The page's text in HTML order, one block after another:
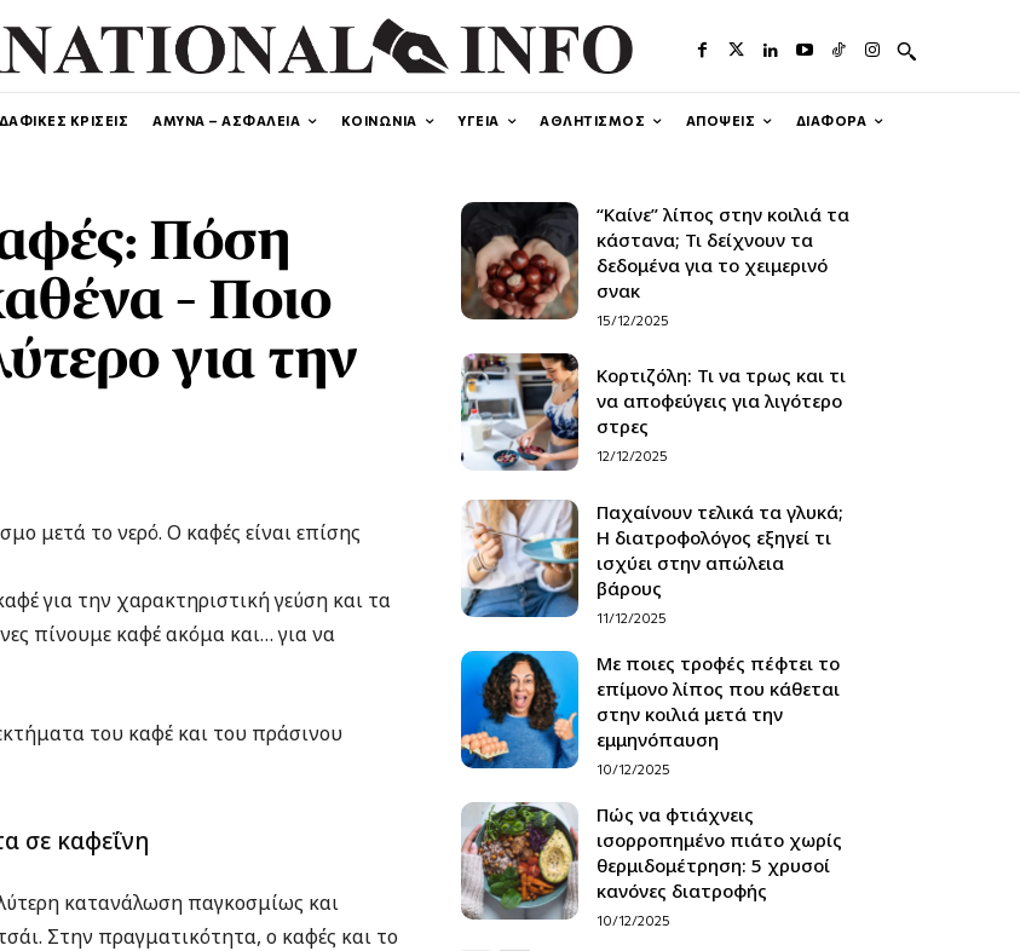
ΚΡΙΣΕΙΣ ΑΜΥΝΑ – ΑΣΦΑΛΕΙΑ ΚΟΙΝΩΝΙΑ ΥΓΕΙΑ ΑΘΛΗΤΙΣΜΟΣ ΑΠΟΨΕΙΣ ΔΙΑΦΟΡΑ
Πόση
– Ποιο
για την
μετά το νερό. Ο καφές είναι επίσης
για την χαρακτηριστική γεύση και τα
πίνουμε καφέ ακόμα και… για να
του καφέ και του πράσινου
σε καφεΐνη
κατανάλωση παγκοσμίως και
Στην πραγματικότητα, ο καφές και το
“Καίνε” λίπος στην κοιλιά τα
κάστανα; Τι δείχνουν τα
δεδομένα για το χειμερινό
σνακ
15/12/2025
Κορτιζόλη: Τι να τρως και τι
να αποφεύγεις για λιγότερο
στρες
12/12/2025
Παχαίνουν τελικά τα γλυκά;
Η διατροφολόγος εξηγεί τι
ισχύει στην απώλεια
βάρους
11/12/2025
Με ποιες τροφές πέφτει το
επίμονο λίπος που κάθεται
στην κοιλιά μετά την
εμμηνόπαυση
10/12/2025
Πώς να φτιάχνεις
ισορροπημένο πιάτο χωρίς
θερμιδομέτρηση: 5 χρυσοί
κανόνες διατροφής
10/12/2025